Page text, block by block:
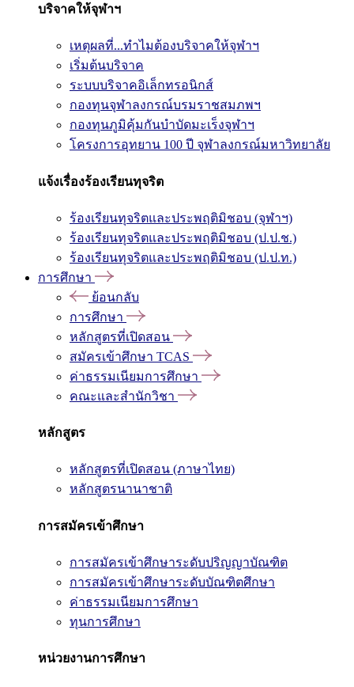
บริจาคให้จุฬาฯ
เหตุผลที่...ทำไมต้องบริจาคให้จุฬาฯ
เริ่มต้นบริจาค
ระบบบริจาคอิเล็กทรอนิกส์
กองทุนจุฬาลงกรณ์บรมราชสมภพฯ
กองทุนภูมิคุ้มกันบำบัดมะเร็งจุฬาฯ
โครงการอุทยาน 100 ปี จุฬาลงกรณ์มหาวิทยาลัย
แจ้งเรื่องร้องเรียนทุจริต
ร้องเรียนทุจริตและประพฤติมิชอบ (จุฬาฯ)
ร้องเรียนทุจริตและประพฤติมิชอบ (ป.ป.ช.)
ร้องเรียนทุจริตและประพฤติมิชอบ (ป.ป.ท.)
การศึกษา
ย้อนกลับ
การศึกษา
หลักสูตรที่เปิดสอน
สมัครเข้าศึกษา TCAS
ค่าธรรมเนียมการศึกษา
คณะและสำนักวิชา
หลักสูตร
หลักสูตรที่เปิดสอน (ภาษาไทย)
หลักสูตรนานาชาติ
การสมัครเข้าศึกษา
การสมัครเข้าศึกษาระดับปริญญาบัณฑิต
การสมัครเข้าศึกษาระดับบัณฑิตศึกษา
ค่าธรรมเนียมการศึกษา
ทุนการศึกษา
หน่วยงานการศึกษา